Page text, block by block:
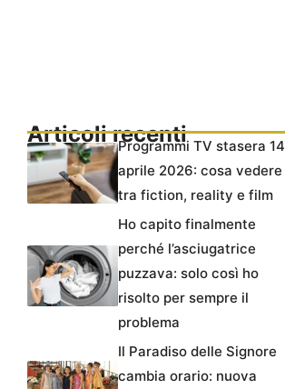
Articoli recentiProgrammi TV stasera 14
aprile 2026: cosa vedere
tra fiction, reality e film
Ho capito finalmente
perché l’asciugatrice
puzzava: solo così ho
risolto per sempre il
problema
Il Paradiso delle Signore
cambia orario: nuova